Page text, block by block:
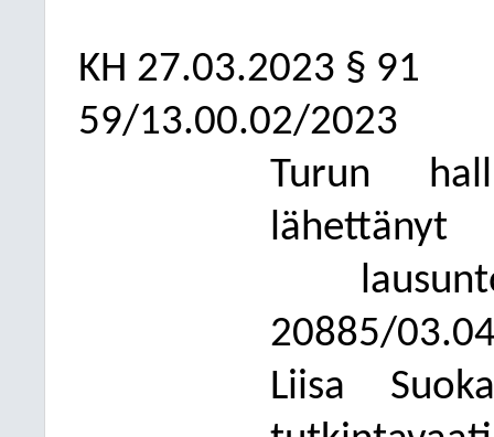
KH 27.03.2023 § 91
59/13.00.02/2023
Turun
lähettänyt
20885/
Liisa